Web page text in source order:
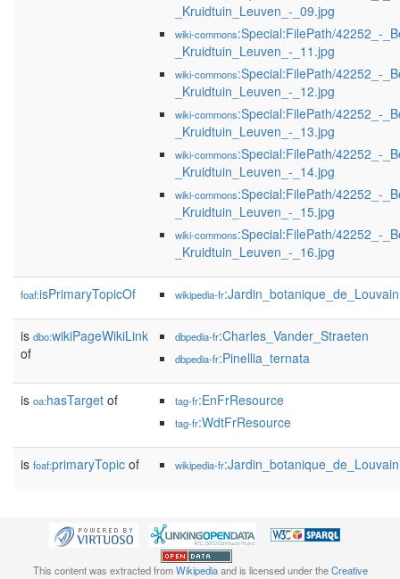
_Kruidtuin_Leuven_-_09.jpg
wiki-commons:Special:FilePath/42252_-
_Kruidtuin_Leuven_-_11.jpg
wiki-commons:Special:FilePath/42252_-
_Kruidtuin_Leuven_-_12.jpg
wiki-commons:Special:FilePath/42252_-
_Kruidtuin_Leuven_-_13.jpg
wiki-commons:Special:FilePath/42252_-
_Kruidtuin_Leuven_-_14.jpg
wiki-commons:Special:FilePath/42252_-
_Kruidtuin_Leuven_-_15.jpg
wiki-commons:Special:FilePath/42252_-
_Kruidtuin_Leuven_-_16.jpg
foaf:isPrimaryTopicOf wikipedia-fr:Jardin_botanique_de_Louvain
is dbo:wikiPageWikiLink
of
dbpedia-fr:Charles_Vander_Straeten
dbpedia-fr:Pinellia_ternata
is oa:hasTarget of tag-fr:EnFrResource
tag-fr:WdtFrResource
is foaf:primaryTopic of wikipedia-fr:Jardin_botanique_de_Louvain
This content was extracted fromWikipediaand is licensed under theCreative